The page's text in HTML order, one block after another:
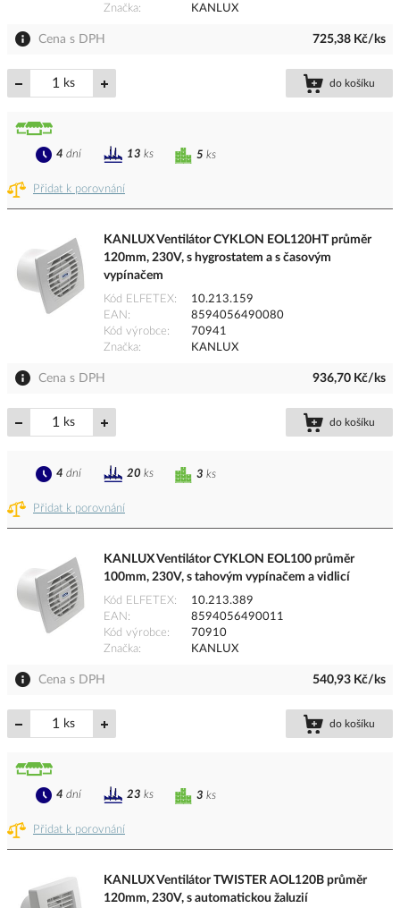
Značka
KANLUX
Cena s DPH 725,38 Kč/ks
ks do košíku
Přidat k porovnání
5 ks
4 dní 13 ks
KANLUX Ventilátor CYKLON EOL120HT průměr
120mm, 230V, s hygrostatem a s časovým
vypínačem
Kód ELFETEX
10.213.159
EAN
8594056490080
Kód výrobce
70941
Značka
KANLUX
Cena s DPH 936,70 Kč/ks
ks do košíku
Přidat k porovnání
3 ks
4 dní 20 ks
KANLUX Ventilátor CYKLON EOL100 průměr
100mm, 230V, s tahovým vypínačem a vidlicí
Kód ELFETEX
10.213.389
EAN
8594056490011
Kód výrobce
70910
Značka
KANLUX
Cena s DPH 540,93 Kč/ks
ks do košíku
Přidat k porovnání
3 ks
4 dní 23 ks
KANLUX Ventilátor TWISTER AOL120B průměr
120mm, 230V, s automatickou žaluzií